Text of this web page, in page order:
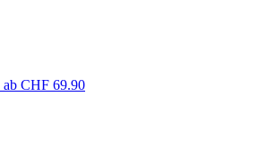
ab CHF 69.90